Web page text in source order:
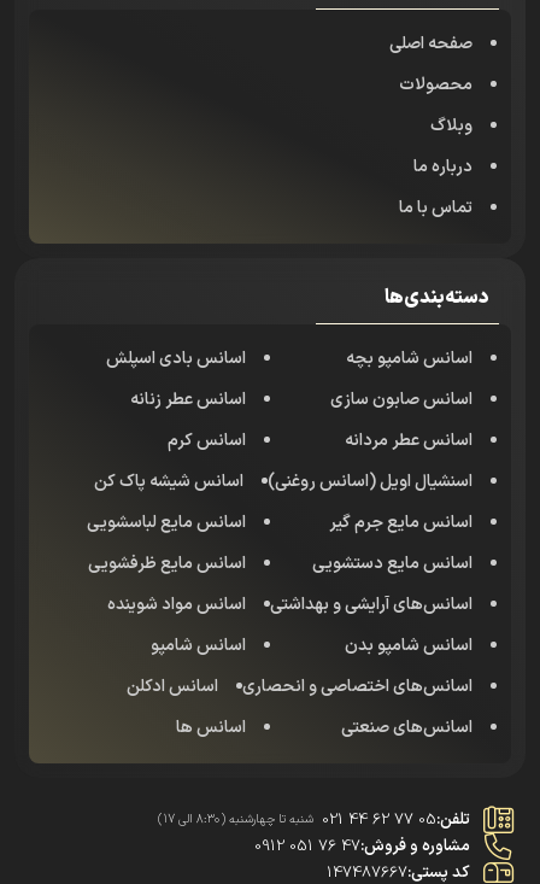
صفحه اصلی
محصولات
وبلاگ
درباره ما
تماس با ما
دسته‌بندی‌ها
اسانس شامپو بچه
اسانس بادی اسپلش
اسانس صابون سازی
اسانس عطر زنانه
اسانس عطر مردانه
اسانس کرم
اسنشیال اویل (اسانس روغنی)
اسانس شیشه پاک کن
اسانس مایع جرم گیر
اسانس مایع لباسشویی
اسانس مایع دستشویی
اسانس مایع ظرفشویی
اسانس‌های آرایشی و بهداشتی
اسانس مواد شوینده
اسانس شامپو بدن
اسانس شامپو
اسانس‌های اختصاصی و انحصاری
اسانس‌ ادکلن
اسانس‌های صنعتی
اسانس ها
تلفن:021 44 62 77 05 شنبه تا چهارشنبه (8:30 الی 17)
مشاوره و فروش:0912 051 76 47
کد پستی:147487667